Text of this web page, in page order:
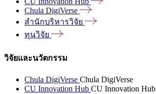
Chula DigiVerse
สำนักบริหารวิจัย
ทุนวิจัย
วิจัยและนวัตกรรม
Chula DigiVerse Chula DigiVerse
CU Innovation Hub CU Innovation Hub